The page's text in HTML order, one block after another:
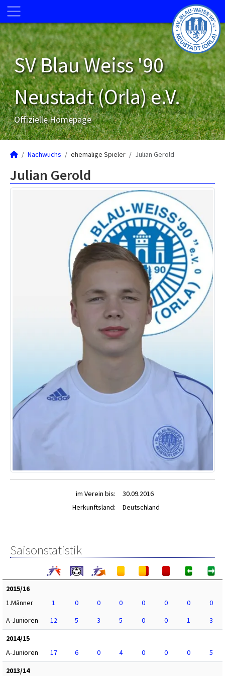
SV Blau Weiss '90
Neustadt (Orla) e.V.
Offizielle Homepage
Nachwuchs ehemalige Spieler Julian Gerold
Julian Gerold
im Verein bis:
30.09.2016
Herkunftsland:
Deutschland
Saisonstatistik
2015/16
1.Männer
1 0 0 0 0 0 0
0
A-Junioren
12 5 3 5 0 0 1
3
2014/15
A-Junioren
17 6 0 4 0 0 0
5
2013/14